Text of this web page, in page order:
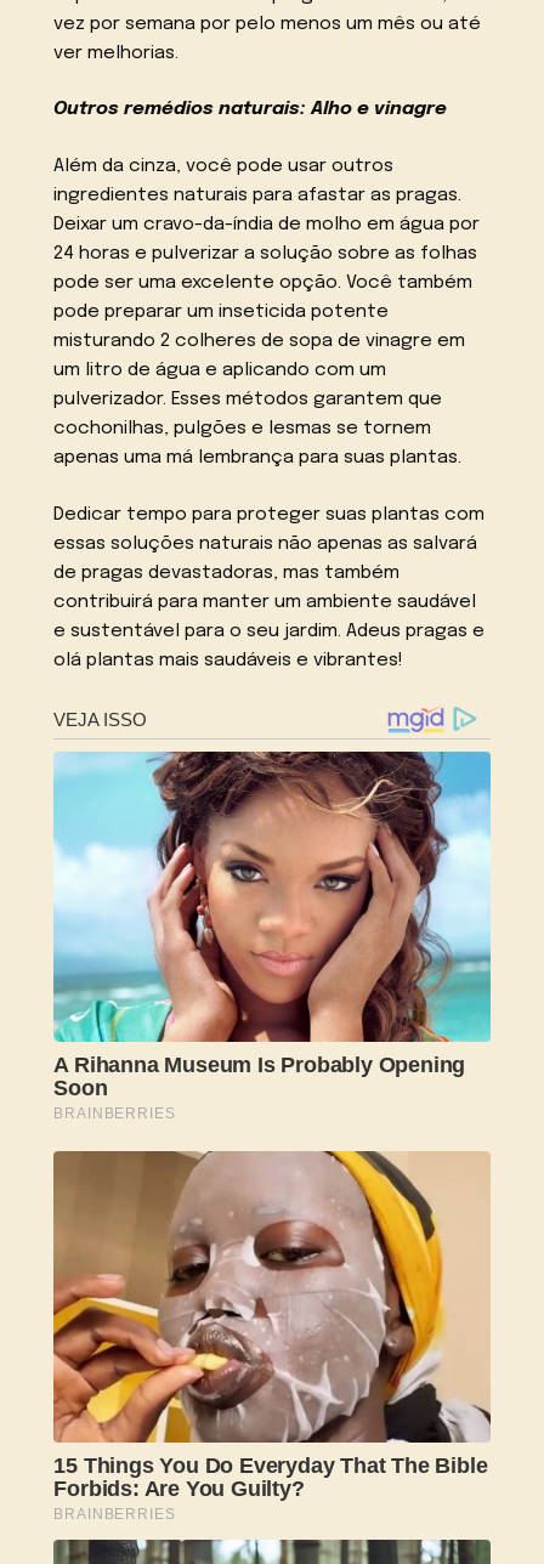
vez por semana por pelo menos um mês ou até
ver melhorias.
Outros remédios naturais: Alho e vinagre
Além da cinza, você pode usar outros
ingredientes naturais para afastar as pragas.
Deixar um cravo-da-índia de molho em água por
24 horas e pulverizar a solução sobre as folhas
pode ser uma excelente opção. Você também
pode preparar um inseticida potente
misturando 2 colheres de sopa de vinagre em
um litro de água e aplicando com um
pulverizador. Esses métodos garantem que
cochonilhas, pulgões e lesmas se tornem
apenas uma má lembrança para suas plantas.
Dedicar tempo para proteger suas plantas com
essas soluções naturais não apenas as salvará
de pragas devastadoras, mas também
contribuirá para manter um ambiente saudável
e sustentável para o seu jardim. Adeus pragas e
olá plantas mais saudáveis e vibrantes!